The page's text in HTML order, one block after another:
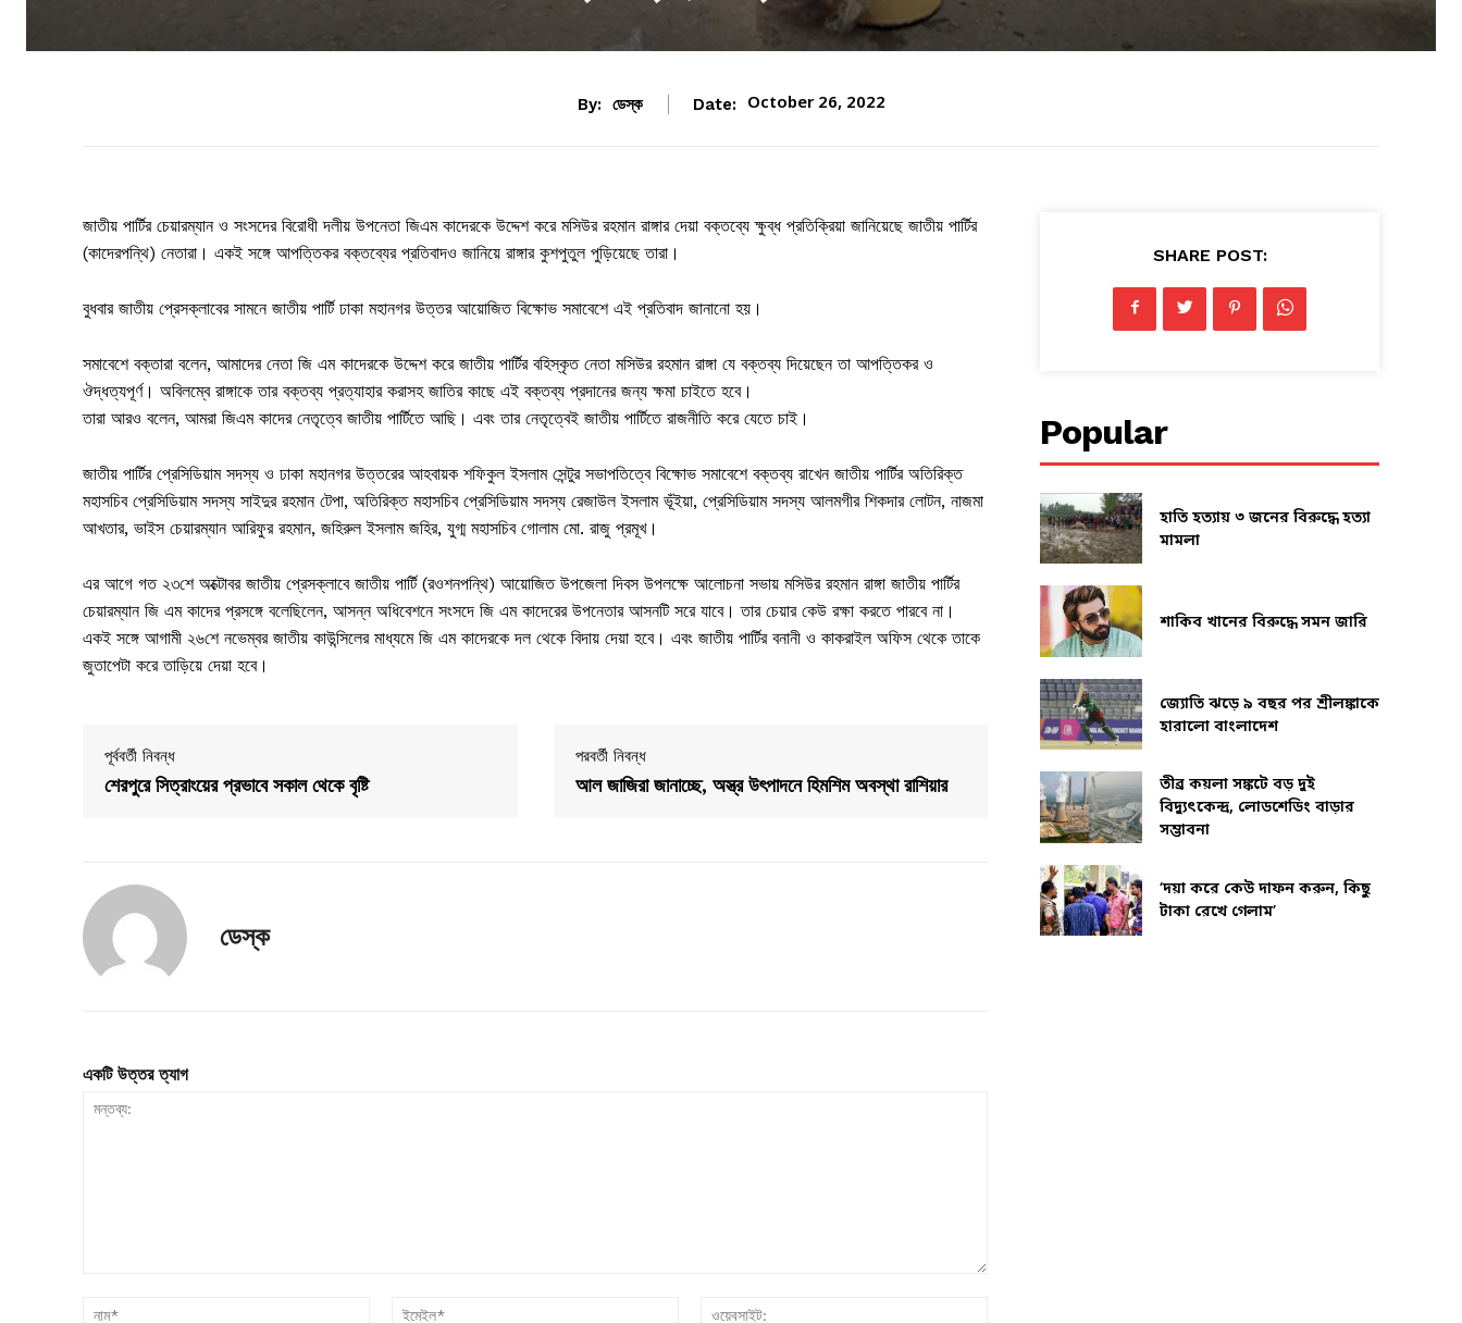
By: ডেস্ক Date: October 26, 2022
জাতীয় পার্টির চেয়ারম্যান ও সংসদের বিরোধী দলীয় উপনেতা জিএম কাদেরকে উদ্দেশ করে মসিউর রহমান রাঙ্গার দেয়া বক্তব্যে ক্ষুব্ধ প্রতিক্রিয়া জানিয়েছে জাতীয় পার্টির
(কাদেরপন্থি) নেতারা। একই সঙ্গে আপত্তিকর বক্তব্যের প্রতিবাদও জানিয়ে রাঙ্গার কুশপুতুল পুড়িয়েছে তারা।
বুধবার জাতীয় প্রেসক্লাবের সামনে জাতীয় পার্টি ঢাকা মহানগর উত্তর আয়োজিত বিক্ষোভ সমাবেশে এই প্রতিবাদ জানানো হয়।
সমাবেশে বক্তারা বলেন, আমাদের নেতা জি এম কাদেরকে উদ্দেশ করে জাতীয় পার্টির বহিস্কৃত নেতা মসিউর রহমান রাঙ্গা যে বক্তব্য দিয়েছেন তা আপত্তিকর ও
ঔদ্ধত্যপূর্ণ। অবিলম্বে রাঙ্গাকে তার বক্তব্য প্রত্যাহার করাসহ জাতির কাছে এই বক্তব্য প্রদানের জন্য ক্ষমা চাইতে হবে।
তারা আরও বলেন, আমরা জিএম কাদের নেতৃত্বে জাতীয় পার্টিতে আছি। এবং তার নেতৃত্বেই জাতীয় পার্টিতে রাজনীতি করে যেতে চাই।
জাতীয় পার্টির প্রেসিডিয়াম সদস্য ও ঢাকা মহানগর উত্তরের আহবায়ক শফিকুল ইসলাম সেন্টুর সভাপতিত্বে বিক্ষোভ সমাবেশে বক্তব্য রাখেন জাতীয় পার্টির অতিরিক্ত
মহাসচিব প্রেসিডিয়াম সদস্য সাইদুর রহমান টেপা, অতিরিক্ত মহাসচিব প্রেসিডিয়াম সদস্য রেজাউল ইসলাম ভূঁইয়া, প্রেসিডিয়াম সদস্য আলমগীর শিকদার লোটন, নাজমা
আখতার, ভাইস চেয়ারম্যান আরিফুর রহমান, জহিরুল ইসলাম জহির, যুগ্ম মহাসচিব গোলাম মো. রাজু প্রমূখ।
এর আগে গত ২৩শে অক্টোবর জাতীয় প্রেসক্লাবে জাতীয় পার্টি (রওশনপন্থি) আয়োজিত উপজেলা দিবস উপলক্ষে আলোচনা সভায় মসিউর রহমান রাঙ্গা জাতীয় পার্টির
চেয়ারম্যান জি এম কাদের প্রসঙ্গে বলেছিলেন, আসন্ন অধিবেশনে সংসদে জি এম কাদেরের উপনেতার আসনটি সরে যাবে। তার চেয়ার কেউ রক্ষা করতে পারবে না।
একই সঙ্গে আগামী ২৬শে নভেম্বর জাতীয় কাউন্সিলের মাধ্যমে জি এম কাদেরকে দল থেকে বিদায় দেয়া হবে। এবং জাতীয় পার্টির বনানী ও কাকরাইল অফিস থেকে তাকে
জুতাপেটা করে তাড়িয়ে দেয়া হবে।
পূর্ববর্তী নিবন্ধ
শেরপুরে সিত্রাংয়ের প্রভাবে সকাল থেকে বৃষ্টি
পরবর্তী নিবন্ধ
আল জাজিরা জানাচ্ছে, অস্ত্র উৎপাদনে হিমশিম অবস্থা রাশিয়ার
ডেস্ক
একটি উত্তর ত্যাগ
ইমেইল*
SHARE POST:
Popular
হাতি হত্যায় ৩ জনের বিরুদ্ধে হত্যা
মামলা
শাকিব খানের বিরুদ্ধে সমন জারি
জ্যোতি ঝড়ে ৯ বছর পর শ্রীলঙ্কাকে
হারালো বাংলাদেশ
তীব্র কয়লা সঙ্কটে বড় দুই
বিদ্যুৎকেন্দ্র, লোডশেডিং বাড়ার
সম্ভাবনা
‘দয়া করে কেউ দাফন করুন, কিছু
টাকা রেখে গেলাম’